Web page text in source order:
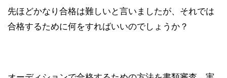
先ほどかなり合格は難しいと言いましたが、それでは
合格するために何をすればいいのでしょうか？